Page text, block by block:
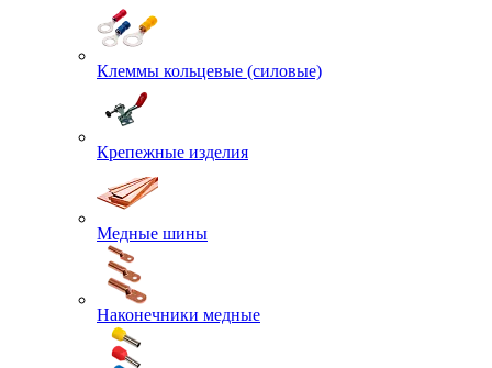
Клеммы кольцевые (силовые)
Крепежные изделия
Медные шины
Наконечники медные